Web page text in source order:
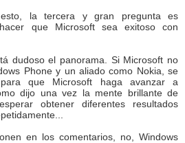
la tercera y gran pregunta es
que Microsoft sea exitoso con
dudoso el panorama. Si Microsoft no
Phone y un aliado como Nokia, se
que Microsoft haga avanzar a
dijo una vez la mente brillante de
obtener diferentes resultados
en los comentarios, no, Windows